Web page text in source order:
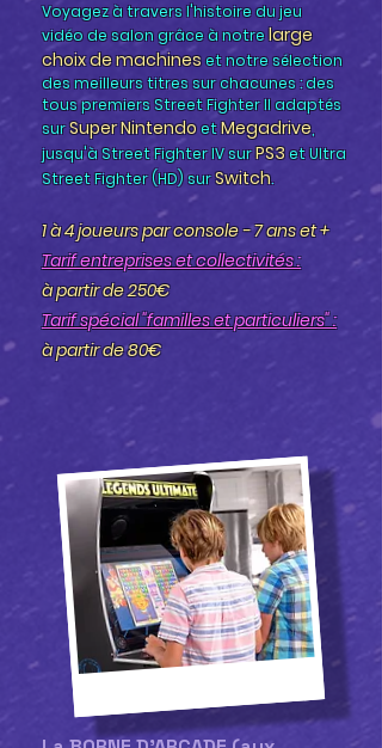
Voyagez à travers l'histoire du jeu
vidéo de salon grâce à notrelarge
choix de machineset notresélection
des meilleurs titres sur chacunes : des
tous premiers Street Fighter II adaptés
surSuper NintendoetMegadrive,
jusqu'à Street Fighter IV surPS3et Ultra
Street Fighter (HD) surSwitch.
1 à 4 joueurs par console - 7 ans et +
Tarif entreprises et collectivités :
à partir de 250€
Tarif spécial "familles et particuliers" :
à partir de 80€